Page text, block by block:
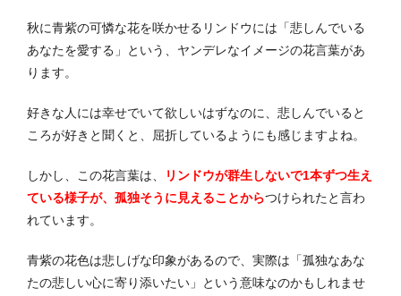
秋に青紫の可憐な花を咲かせるリンドウには「悲しんでいる
あなたを愛する」という、ヤンデレなイメージの花言葉があ
ります。
好きな人には幸せでいて欲しいはずなのに、悲しんでいると
ころが好きと聞くと、屈折しているようにも感じますよね。
しかし、この花言葉は、
リンドウが群生しないで1本ずつ生え
ている様子が、孤独そうに見えることからつけられたと言わ
れています。
青紫の花色は悲しげな印象があるので、実際は「孤独なあな
たの悲しい心に寄り添いたい」という意味なのかもしれませ